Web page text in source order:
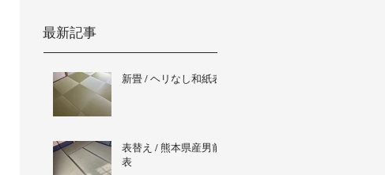
最新記事
新畳 / ヘリなし和紙表
表替え / 熊本県産男前
表